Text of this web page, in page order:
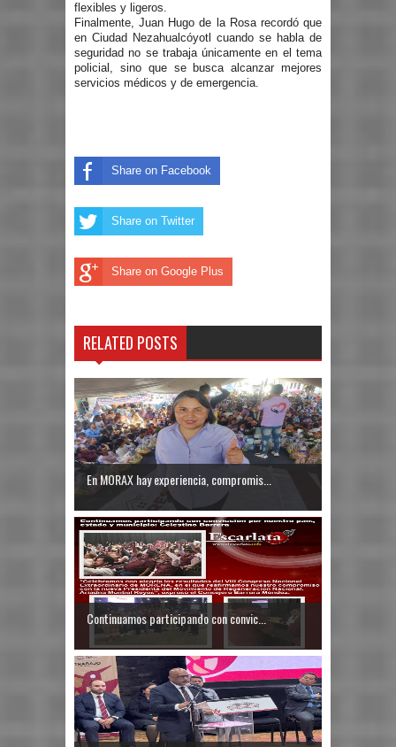
flexibles y ligeros.
Finalmente, Juan Hugo de la Rosa recordó que
en Ciudad Nezahualcóyotl cuando se habla de
seguridad no se trabaja únicamente en el tema
policial, sino que se busca alcanzar mejores
servicios médicos y de emergencia.
Share on Facebook
Share on Twitter
Share on Google Plus
RELATED POSTS
En MORAX hay experiencia, compromis...
Continuamos participando con convic...